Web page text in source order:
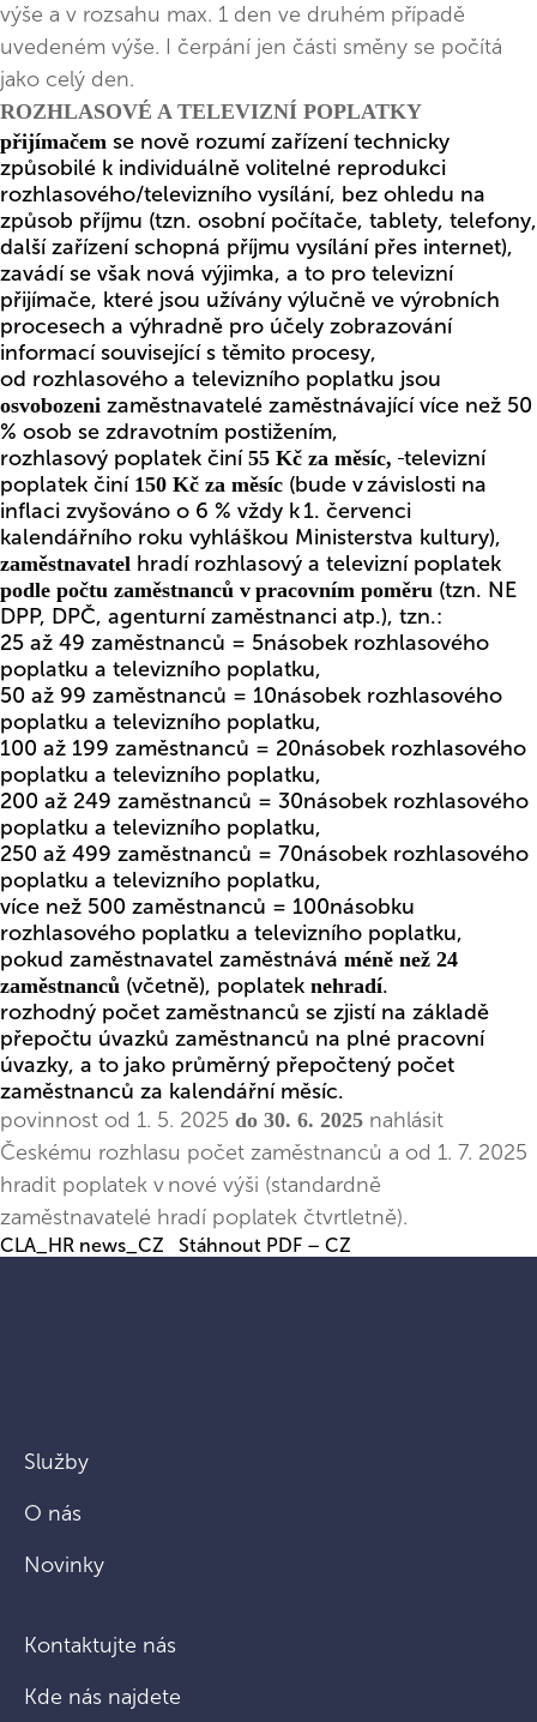
výše a v rozsahu max. 1 den ve druhém případě
uvedeném výše. I čerpání jen části směny se počítá
jako celý den.
ROZHLASOVÉ A TELEVIZNÍ POPLATKY
přijímačem se nově rozumí zařízení technicky
způsobilé k individuálně volitelné reprodukci
rozhlasového/televizního vysílání, bez ohledu na
způsob příjmu (tzn. osobní počítače, tablety, telefony,
další zařízení schopná příjmu vysílání přes internet),
zavádí se však nová výjimka, a to pro televizní
přijímače, které jsou užívány výlučně ve výrobních
procesech a výhradně pro účely zobrazování
informací související s těmito procesy,
od rozhlasového a televizního poplatku jsou
osvobozeni zaměstnavatelé zaměstnávající více než 50
% osob se zdravotním postižením,
rozhlasový poplatek činí 55 Kč za měsíc, televizní
poplatek činí 150 Kč za měsíc (bude v závislosti na
inflaci zvyšováno o 6 % vždy k 1. červenci
kalendářního roku vyhláškou Ministerstva kultury),
zaměstnavatel hradí rozhlasový a televizní poplatek
podle počtu zaměstnanců v pracovním poměru (tzn. NE
DPP, DPČ, agenturní zaměstnanci atp.), tzn.:
25 až 49 zaměstnanců = 5násobek rozhlasového
poplatku a televizního poplatku,
50 až 99 zaměstnanců = 10násobek rozhlasového
poplatku a televizního poplatku,
100 až 199 zaměstnanců = 20násobek rozhlasového
poplatku a televizního poplatku,
200 až 249 zaměstnanců = 30násobek rozhlasového
poplatku a televizního poplatku,
250 až 499 zaměstnanců = 70násobek rozhlasového
poplatku a televizního poplatku,
více než 500 zaměstnanců = 100násobku
rozhlasového poplatku a televizního poplatku,
pokud zaměstnavatel zaměstnává méně než 24
zaměstnanců (včetně), poplatek nehradí.
rozhodný počet zaměstnanců se zjistí na základě
přepočtu úvazků zaměstnanců na plné pracovní
úvazky, a to jako průměrný přepočtený počet
zaměstnanců za kalendářní měsíc.
povinnost od 1. 5. 2025 do 30. 6. 2025 nahlásit
Českému rozhlasu počet zaměstnanců a od 1. 7. 2025
hradit poplatek v nové výši (standardně
zaměstnavatelé hradí poplatek čtvrtletně).
CLA_HR news_CZ Stáhnout PDF – CZ
Služby
O nás
Novinky
Kontaktujte nás
Kde nás najdete